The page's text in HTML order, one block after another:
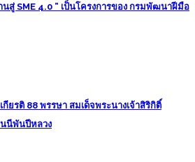
นสู่ SME 4.0 ” เป็นโครงการของ กรมพัฒนาฝีมือ
ยรติ 88 พรรษา สมเด็จพระนางเจ้าสิริกิติ์
นีพันปีหลวง